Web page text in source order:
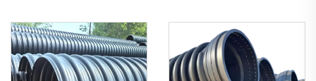
Stumpfschweiß-
Ellbogen
Kunststoffkreuz
UPVC-
Rohrverschraubungen
3D Vier-Wege